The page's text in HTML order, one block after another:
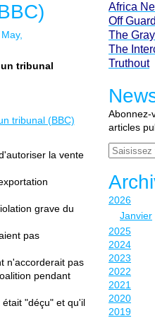
May
tribunal
la vente
grave du
pas
n'accorderait pas
pendant
"déçu" et qu'il
Africa
Off
The
The
Truthout
Abonnez-
articles
Email
2026
Janvier
2025
2024
2023
2022
2021
2020
2019